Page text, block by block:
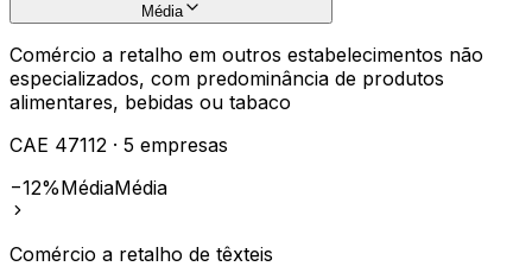
Média
Comércio a retalho em outros estabelecimentos não
especializados, com predominância de produtos
alimentares, bebidas ou tabaco
CAE 47112 · 5 empresas
−12%MédiaMédia
Comércio a retalho de têxteis